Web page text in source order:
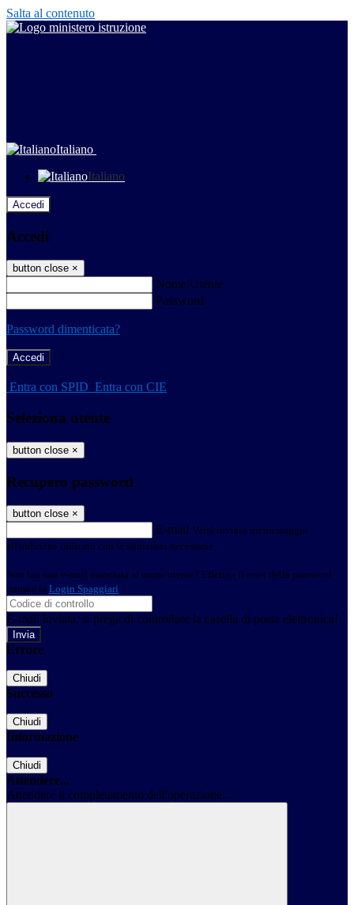
Salta al contenuto
Italiano
Italiano
Accedi
Accedi
button close ×
Nome Utente
Password
Password dimenticata?
-
Entra con SPID Entra con CIE
Seleziona utente
button close ×
Recupero password
button close ×
E-mail Verrà inviato un messaggio
all'indirizzo indicato con le istruzioni necessarie.
Non hai una e-mail associata al nome utente? Effettua il reset della password
tramite la Login Spaggiari
E-mail inviata, si prega di controllare la casella di posta elettronica!
Errore
Chiudi
Successo
Chiudi
Informazione
Chiudi
Attendere...
Attendere il completamento dell'operazione...